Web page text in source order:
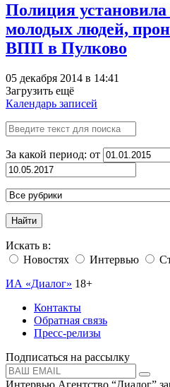
Полиция
молодых людей,
ВПП в Пулково
05 декабря 2014 в 14:41
Загрузить ещё
Календарь записей
За какой период: от
Найти
Искать в:
Новостях
Интервью
ИА «Диалог» 18+
Контакты
Обратная связь
Пресс-релизы
Подписаться на рассылку
Интервью Агентство “Диалог”